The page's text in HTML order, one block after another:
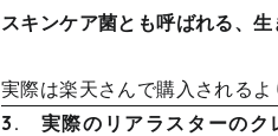
スキンケア菌とも呼ばれる、生
実際は楽天さんで購入される
3. 実際のリアラスターのク